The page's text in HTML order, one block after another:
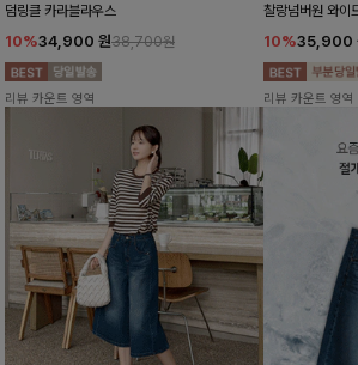
덤링클 카라블라우스
10%34,900 원38,700원
리뷰 카운트 영역
찰랑넘버원 와이
10%35,900
리뷰 카운트 영역